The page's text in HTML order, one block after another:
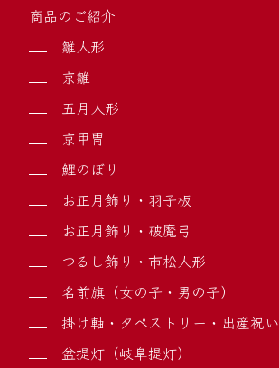
商品のご紹介
雛人形
京雛
五月人形
京甲冑
鯉のぼり
お正月飾り・羽子板
お正月飾り・破魔弓
つるし飾り・市松人形
名前旗（女の子・男の子）
掛け軸・タペストリー・出産祝い
盆提灯（岐阜提灯）